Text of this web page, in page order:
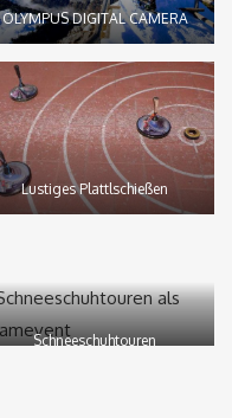
OLYMPUS DIGITAL CAMERA
Lustiges Plattlschießen
Schneeschuhtouren